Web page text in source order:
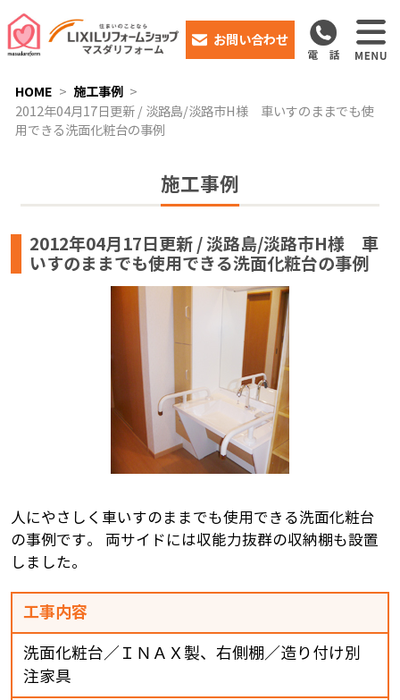
お問い合わせ
HOME
施工事例
2012年04月17日更新 / 淡路島/淡路市H様 車いすのままでも使
用できる洗面化粧台の事例
施工事例
2012年04月17日更新 / 淡路島/淡路市H様 車
いすのままでも使用できる洗面化粧台の事例
人にやさしく車いすのままでも使用できる洗面化粧台
の事例です。 両サイドには収能力抜群の収納棚も設置
しました。
工事内容
洗面化粧台／ＩＮＡＸ製、右側棚／造り付け別
注家具